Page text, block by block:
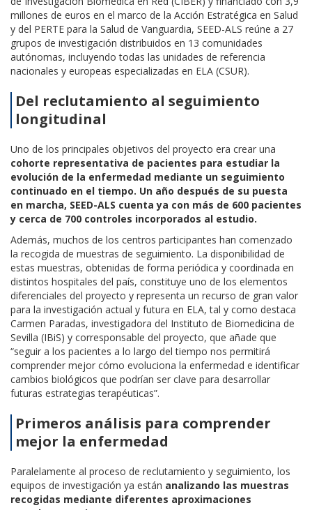
millones de euros en el marco de la Acción Estratégica en Salud
y del PERTE para la Salud de Vanguardia, SEED-ALS reúne a 27
grupos de investigación distribuidos en 13 comunidades
autónomas, incluyendo todas las unidades de referencia
nacionales y europeas especializadas en ELA (CSUR).
Del reclutamiento al seguimiento
longitudinal
Uno de los principales objetivos del proyecto era crear una
cohorte representativa de pacientes para estudiar la
evolución de la enfermedad mediante un seguimiento
continuado en el tiempo. Un año después de su puesta
en marcha, SEED-ALS cuenta ya con más de 600 pacientes
y cerca de 700 controles incorporados al estudio.
Además, muchos de los centros participantes han comenzado
la recogida de muestras de seguimiento. La disponibilidad de
estas muestras, obtenidas de forma periódica y coordinada en
distintos hospitales del país, constituye uno de los elementos
diferenciales del proyecto y representa un recurso de gran valor
para la investigación actual y futura en ELA, tal y como destaca
Carmen Paradas, investigadora del Instituto de Biomedicina de
Sevilla (IBiS) y corresponsable del proyecto, que añade que
“seguir a los pacientes a lo largo del tiempo nos permitirá
comprender mejor cómo evoluciona la enfermedad e identificar
cambios biológicos que podrían ser clave para desarrollar
futuras estrategias terapéuticas”.
Primeros análisis para comprender
mejor la enfermedad
Paralelamente al proceso de reclutamiento y seguimiento, los
equipos de investigación ya están analizando las muestras
recogidas mediante diferentes aproximaciones